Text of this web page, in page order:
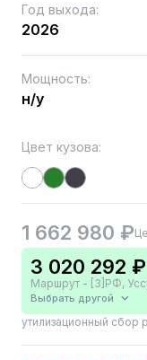
Год выхода:
2026
Мощность:
н/у
Цвет кузова:
1 662 980 ₽
3 020 292 ₽
Маршрут - [3]РФ,
Выбрать другой
утилизационный сбор